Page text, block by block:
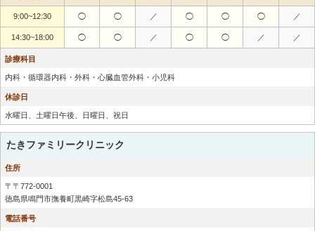
9:00~12:30 ◯ ◯ ／ ◯ ◯ ◯ ／
14:30~18:00 ◯ ◯ ／ ◯ ◯ ／ ／
診療科目
内科・循環器内科・外科・心臓血管外科・小児科
休診日
水曜日、土曜日午後、日曜日、祝日
たきファミリークリニック
住所
〒〒772-0001
徳島県鳴門市撫養町黒崎字松島45-63
電話番号